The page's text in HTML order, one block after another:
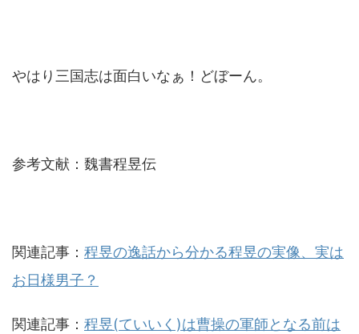
やはり三国志は面白いなぁ！どぼーん。
参考文献：魏書程昱伝
関連記事： 程昱の逸話から分かる程昱の実像、実は
お日様男子？
関連記事： 程昱(ていいく)は曹操の軍師となる前は